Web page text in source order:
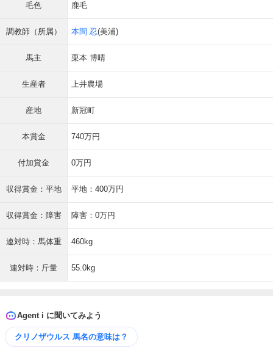
毛色 鹿毛
調教師（所属） 本間 忍(美浦)
馬主 栗本 博晴
生産者 上井農場
産地 新冠町
本賞金 740万円
付加賞金 0万円
収得賞金：平地 平地：400万円
収得賞金：障害 障害：0万円
連対時：馬体重 460kg
連対時：斤量 55.0kg
Agent i に聞いてみよう
クリノザウルス 馬名の意味は？